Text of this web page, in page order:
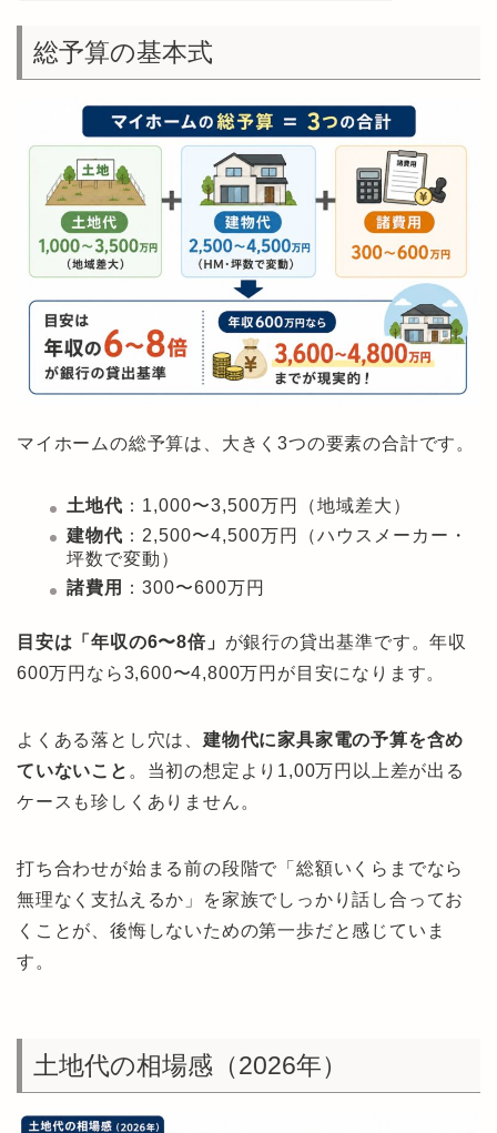
総予算の基本式
マイホームの総予算は、大きく3つの要素の合計です。
土地代 ：1,000〜3,500万円（地域差大）
建物代 ：2,500〜4,500万円（ハウスメーカー・
坪数で変動）
諸費用
：300〜600万円
目安は「年収の6〜8倍」 が銀行の貸出基準です。年収
600万円なら3,600〜4,800万円が目安になります。
よくある落とし穴は、 建物代に家具家電の予算を含め
ていないこと 。当初の想定より1,00万円以上差が出る
ケースも珍しくありません。
打ち合わせが始まる前の段階で「総額いくらまでなら
無理なく支払えるか」を家族でしっかり話し合ってお
くことが、後悔しないための第一歩だと感じていま
す。
土地代の相場感（2026年）